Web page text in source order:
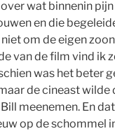
wat binnenin
en die
om de eigen
van de film vind ik
was het beter
de cineast wilde
meenemen. En
op de schommel